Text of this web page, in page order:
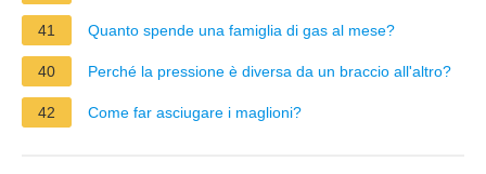
41 Quanto spende una famiglia di gas al mese?
40 Perché la pressione è diversa da un braccio all'altro?
42 Come far asciugare i maglioni?